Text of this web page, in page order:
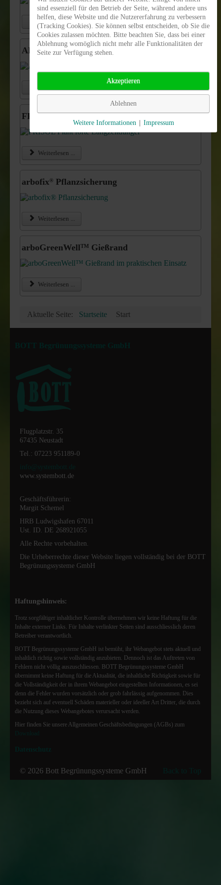
Weiterlesen ...
ARBO-FLEX 7 plus Stammschutzfarbe
Weiterlesen ...
FRISOL®Plant forte Langzeitdünger
Weiterlesen ...
arbofix® Pflanzsicherung
Weiterlesen ...
arboGreenWellTM Gießrand
Weiterlesen ...
Aktuelle Seite: Startseite Start
Flugplatzstr. 35
67435 Neustadt
Tel.: 07223 951189-0
www.systembott.de
Geschäftsführerin:
Margit Schemel
HRB Ludwigshafen 67011
Ust. ID. DE 268921055
Alle Rechte vorbehalten.
Die Urheberrechte dieser Website liegen vollständig bei der BOTT
Begrünungssysteme GmbH
Haftungshinweis:
Trotz sorgfältiger inhaltlicher Kontrolle übernehmen wir keine Haftung für die
Inhalte externer Links. Für Inhalte verlinkter Seiten sind ausschliesslich deren
Betreiber verantwortlich.
BOTT Begrünungssysteme GmbH ist bemüht, ihr Webangebot stets aktuell und
inhaltlich richtig sowie vollständig anzubieten. Dennoch ist das Auftreten von
Fehlern nicht völlig auszuschliessen. BOTT Begrünungssysteme GmbH
übernimmt keine Haftung für die Aktualität, die inhaltliche Richtigkeit sowie für
die Vollständigkeit der in ihrem Webangebot eingestellten Informationen, es sei
denn die Fehler wurden vorsätzlich oder grob fahrlässig aufgenommen. Dies
bezieht sich auf eventuell Schäden materieller oder ideeller Art Dritter, die durch
die Nutzung dieses Webangebotes verursacht werden.
Hier finden Sie unsere Allgemeinen Geschäftsbedingungen (AGBs) zum
© 2026 Bott Begrünungssysteme GmbH
sind essenziell für den Betrieb der Seite, während andere uns
helfen, diese Website und die Nutzererfahrung zu verbessern
(Tracking Cookies). Sie können selbst entscheiden, ob Sie die
Cookies zulassen möchten. Bitte beachten Sie, dass bei einer
Ablehnung womöglich nicht mehr alle Funktionalitäten der
Seite zur Verfügung stehen.
Akzeptieren
Ablehnen
Weitere Informationen Impressum